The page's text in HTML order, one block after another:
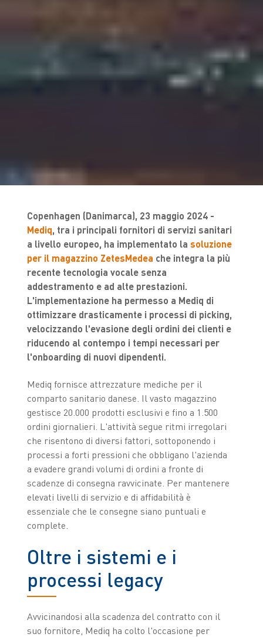
Copenhagen (Danimarca), 23 maggio 2024 -
Mediq , tra i principali fornitori di servizi sanitari
a livello europeo, ha implementato la soluzione
per il magazzino ZetesMedea che integra la più
recente tecnologia vocale senza
addestramento e ad alte prestazioni.
L'implementazione ha permesso a Mediq di
ottimizzare drasticamente i processi di picking,
velocizzando l'evasione degli ordini dei clienti e
riducendo al contempo i tempi necessari per
l'onboarding di nuovi dipendenti.
Mediq fornisce attrezzature mediche per il
comparto sanitario danese. Il vasto magazzino
gestisce 20.000 prodotti esclusivi e fino a 1.500
ordini giornalieri. L'attività segue ritmi irregolari
che risentono di diversi fattori, sottoponendo i
processi a forti pressioni che obbligano l'azienda
a evadere grandi volumi di ordini a fronte di
scadenze di consegna ravvicinate. Per mantenere
elevati livelli di servizio e di affidabilità è
essenziale che le consegne siano puntuali e
complete.
Oltre i sistemi e i
processi legacy
Avvicinandosi alla scadenza del contratto con il
suo fornitore, Mediq ha colto l'occasione per